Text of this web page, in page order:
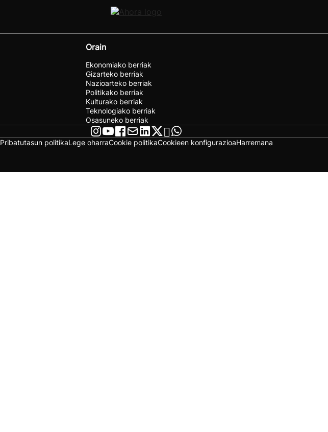
Orain
Ekonomiako berriak
Gizarteko berriak
Nazioarteko berriak
Politikako berriak
Kulturako berriak
Teknologiako berriak
Osasuneko berriak
Pribatutasun politikaLege oharraCookie politikaCookieen konfigurazioaHarremana